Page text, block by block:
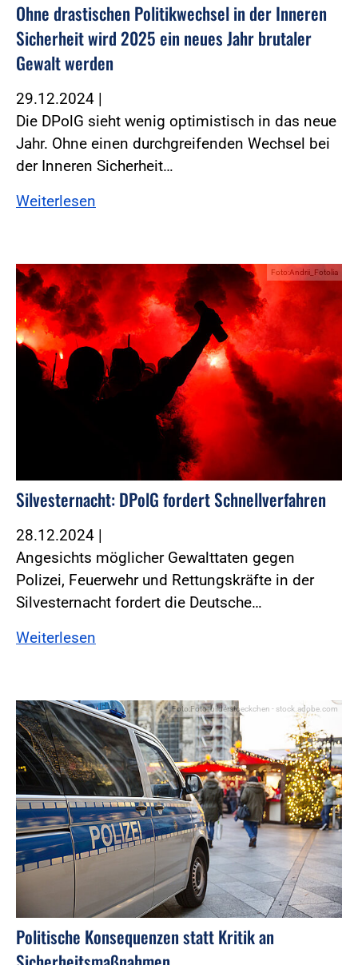
Ohne drastischen Politikwechsel in der Inneren
Sicherheit wird 2025 ein neues Jahr brutaler
Gewalt werden
29.12.2024 |
Die DPolG sieht wenig optimistisch in das neue
Jahr. Ohne einen durchgreifenden Wechsel bei
der Inneren Sicherheit…
Weiterlesen
Foto:Andrii_Fotolia
Silvesternacht: DPolG fordert Schnellverfahren
28.12.2024 |
Angesichts möglicher Gewalttaten gegen
Polizei, Feuerwehr und Rettungskräfte in der
Silvesternacht fordert die Deutsche…
Weiterlesen
Foto:Foto: bilderstoeckchen - stock.adobe.com
Politische Konsequenzen statt Kritik an